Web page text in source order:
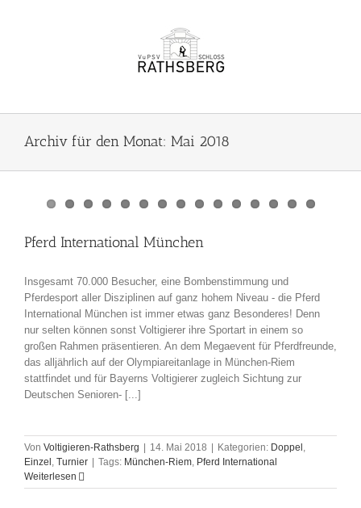
Archiv für den Monat: Mai 2018
Pferd International München
Insgesamt 70.000 Besucher, eine Bombenstimmung und
Pferdesport aller Disziplinen auf ganz hohem Niveau - die Pferd
International München ist immer etwas ganz Besonderes! Denn
nur selten können sonst Voltigierer ihre Sportart in einem so
großen Rahmen präsentieren. An dem Megaevent für Pferdfreunde,
das alljährlich auf der Olympiareitanlage in München-Riem
stattfindet und für Bayerns Voltigierer zugleich Sichtung zur
Deutschen Senioren- [...]
Von Voltigieren-Rathsberg 14. Mai 2018 Kategorien: Doppel ,
Einzel , Turnier Tags: München-Riem, Pferd International
Weiterlesen